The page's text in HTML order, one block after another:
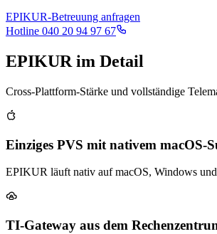
EPIKUR-Betreuung anfragen
Hotline 040 20 94 97 67
EPIKUR im Detail
Cross-Plattform-Stärke und vollständige
Einziges PVS mit nativem macOS-
EPIKUR läuft nativ auf macOS, Windows
TI-Gateway aus dem